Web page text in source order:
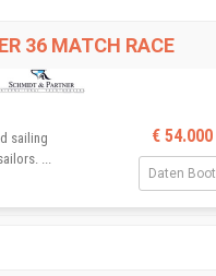
36 MATCH RACE
sailing
...
€ 54.000
Daten Boot